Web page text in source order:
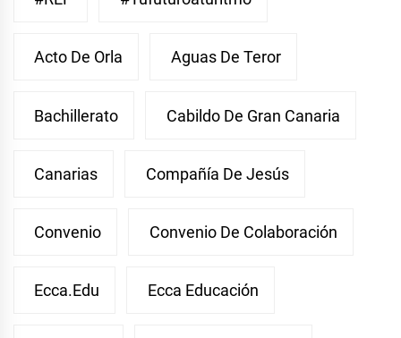
Acto De Orla Aguas De Teror
Bachillerato Cabildo De Gran Canaria
Canarias Compañía De Jesús
Convenio Convenio De Colaboración
Ecca.edu Ecca Educación